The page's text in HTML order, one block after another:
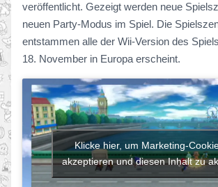
veröffentlicht. Gezeigt werden neue
neuen Party-Modus im Spiel. Die
entstammen alle der Wii-Version des
18. November in Europa erscheint.
Klicke hier, um Marketing-
akzeptieren und diesen Inhalt zu